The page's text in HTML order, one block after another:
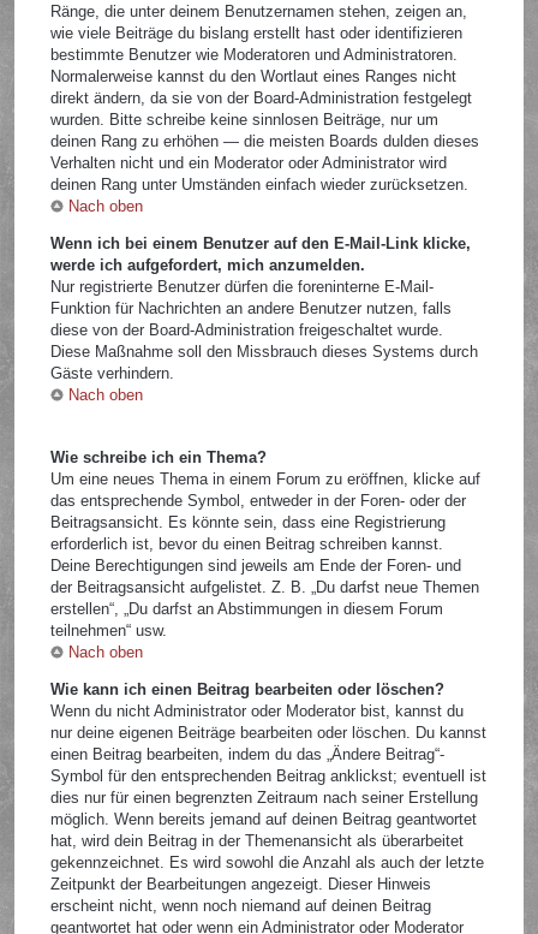
Ränge, die unter deinem Benutzernamen stehen, zeigen an,
wie viele Beiträge du bislang erstellt hast oder identifizieren
bestimmte Benutzer wie Moderatoren und Administratoren.
Normalerweise kannst du den Wortlaut eines Ranges nicht
direkt ändern, da sie von der Board-Administration festgelegt
wurden. Bitte schreibe keine sinnlosen Beiträge, nur um
deinen Rang zu erhöhen — die meisten Boards dulden dieses
Verhalten nicht und ein Moderator oder Administrator wird
deinen Rang unter Umständen einfach wieder zurücksetzen.
Nach oben
Wenn ich bei einem Benutzer auf den E-Mail-Link klicke,
werde ich aufgefordert, mich anzumelden.
Nur registrierte Benutzer dürfen die foreninterne E-Mail-
Funktion für Nachrichten an andere Benutzer nutzen, falls
diese von der Board-Administration freigeschaltet wurde.
Diese Maßnahme soll den Missbrauch dieses Systems durch
Gäste verhindern.
Nach oben
Wie schreibe ich ein Thema?
Um eine neues Thema in einem Forum zu eröffnen, klicke auf
das entsprechende Symbol, entweder in der Foren- oder der
Beitragsansicht. Es könnte sein, dass eine Registrierung
erforderlich ist, bevor du einen Beitrag schreiben kannst.
Deine Berechtigungen sind jeweils am Ende der Foren- und
der Beitragsansicht aufgelistet. Z. B. „Du darfst neue Themen
erstellen“, „Du darfst an Abstimmungen in diesem Forum
teilnehmen“ usw.
Nach oben
Wie kann ich einen Beitrag bearbeiten oder löschen?
Wenn du nicht Administrator oder Moderator bist, kannst du
nur deine eigenen Beiträge bearbeiten oder löschen. Du kannst
einen Beitrag bearbeiten, indem du das „Ändere Beitrag“-
Symbol für den entsprechenden Beitrag anklickst; eventuell ist
dies nur für einen begrenzten Zeitraum nach seiner Erstellung
möglich. Wenn bereits jemand auf deinen Beitrag geantwortet
hat, wird dein Beitrag in der Themenansicht als überarbeitet
gekennzeichnet. Es wird sowohl die Anzahl als auch der letzte
Zeitpunkt der Bearbeitungen angezeigt. Dieser Hinweis
erscheint nicht, wenn noch niemand auf deinen Beitrag
geantwortet hat oder wenn ein Administrator oder Moderator